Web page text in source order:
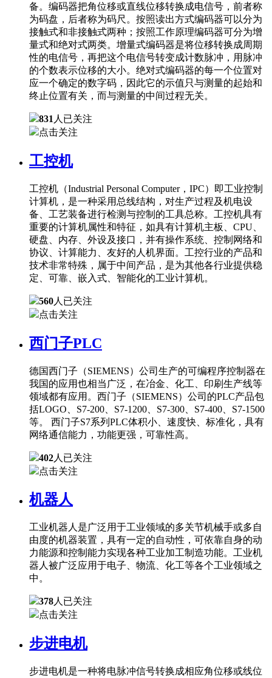
备。编码器把角位移或直线位移转换成电信号，前者称
为码盘，后者称为码尺。按照读出方式编码器可以分为
接触式和非接触式两种；按照工作原理编码器可分为增
量式和绝对式两类。增量式编码器是将位移转换成周期
性的电信号，再把这个电信号转变成计数脉冲，用脉冲
的个数表示位移的大小。绝对式编码器的每一个位置对
应一个确定的数字码，因此它的示值只与测量的起始和
终止位置有关，而与测量的中间过程无关。
831 人已关注
点击关注
工控机
工控机（Industrial Personal Computer，IPC）即工业控制
计算机，是一种采用总线结构，对生产过程及机电设
备、工艺装备进行检测与控制的工具总称。工控机具有
重要的计算机属性和特征，如具有计算机主板、CPU、
硬盘、内存、外设及接口，并有操作系统、控制网络和
协议、计算能力、友好的人机界面。工控行业的产品和
技术非常特殊，属于中间产品，是为其他各行业提供稳
定、可靠、嵌入式、智能化的工业计算机。
560人已关注
点击关注
西门子PLC
德国西门子（SIEMENS）公司生产的可编程序控制器在
我国的应用也相当广泛，在冶金、化工、印刷生产线等
领域都有应用。西门子（SIEMENS）公司的PLC产品包
括LOGO、S7-200、S7-1200、S7-300、S7-400、S7-1500
等。 西门子S7系列PLC体积小、速度快、标准化，具有
网络通信能力，功能更强，可靠性高。
402人已关注
点击关注
机器人
工业机器人是广泛用于工业领域的多关节机械手或多自
由度的机器装置，具有一定的自动性，可依靠自身的动
力能源和控制能力实现各种工业加工制造功能。工业机
器人被广泛应用于电子、物流、化工等各个工业领域之
中。
378人已关注
点击关注
步进电机
步进电机是一种将电脉冲信号转换成相应角位移或线位